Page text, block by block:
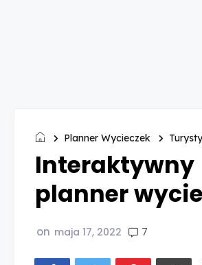
Planner Wycieczek
Interaktywny
planner
on maja 17, 2022 7